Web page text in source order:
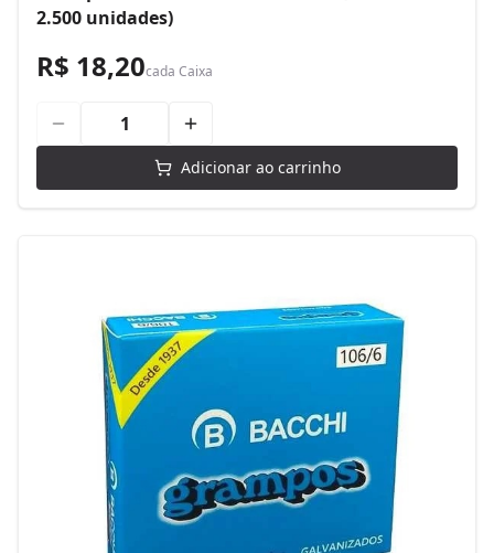
2.500 unidades)
R$ 18,20cada Caixa
Adicionar ao carrinho